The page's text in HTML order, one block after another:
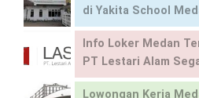
di Yakita School
Info Loker Medan
PT Lestari Alam
Lowongan Kerja